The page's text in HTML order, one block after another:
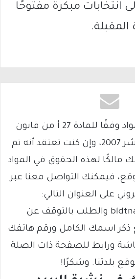
انتخابات مبكرة مفتوحًا
المقبلة.
يتم الاستخدام المواد وفقًا للمادة 27 أ من قانون
حقوق التأليف والنشر 2007، وإن كنت تعتقد أنه تم
مالكًا لهذه الحقوق في المواد
فيمكنك التواصل معنا عبر
على العنوان التالي:
bldtna3@gmail.com والطلب بالتوقف عن
ذكر اسمك الكامل ورقم هاتفك
ورابط للصفحة ذات الصلة
بلدتنا. وشكرًا!